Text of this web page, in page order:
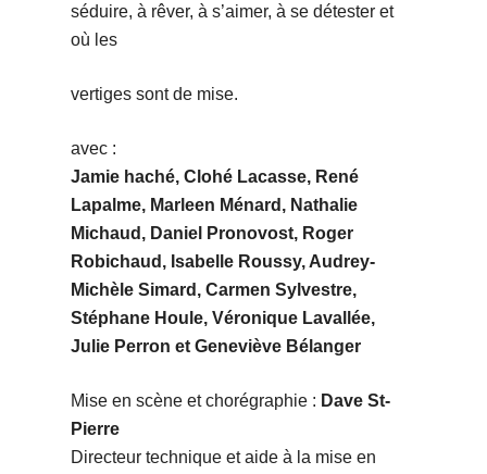
séduire, à rêver, à s’aimer, à se détester et
où les
vertiges sont de mise.
avec :
Jamie haché, Clohé Lacasse, René
Lapalme, Marleen Ménard, Nathalie
Michaud, Daniel Pronovost, Roger
Robichaud, Isabelle Roussy, Audrey-
Michèle Simard, Carmen Sylvestre,
Stéphane Houle, Véronique Lavallée,
Julie Perron et Geneviève Bélanger
Mise en scène et chorégraphie : Dave St-
Pierre
Directeur technique et aide à la mise en